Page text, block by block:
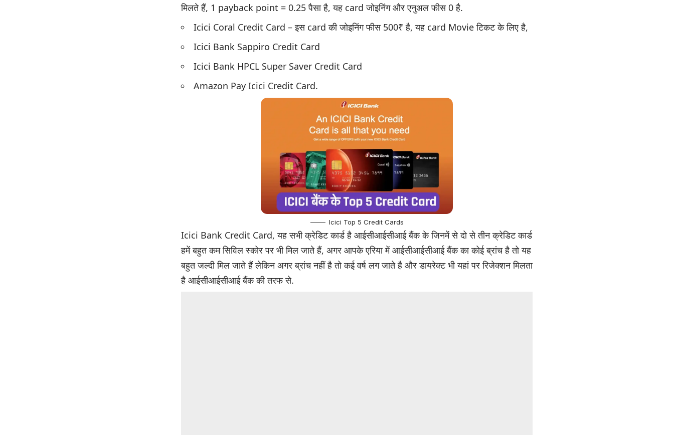
मिलते हैं, 1 payback point = 0.25 पैसा है, यह card जोइनिंग और एनुअल फीस 0 है.
Icici Coral Credit Card – इस card की जोइनिंग फीस 500₹ है, यह card Movie टिकट के लिए है,
Icici Bank Sappiro Credit Card
Icici Bank HPCL Super Saver Credit Card
Amazon Pay Icici Credit Card.
Icici Top 5 Credit Cards
Icici Bank Credit Card, यह सभी क्रेडिट कार्ड है आईसीआईसीआई बैंक के जिनमें से दो से तीन क्रेडिट कार्ड
हमें बहुत कम सिविल स्कोर पर भी मिल जाते हैं, अगर आपके एरिया में आईसीआईसीआई बैंक का कोई ब्रांच है तो यह
बहुत जल्दी मिल जाते हैं लेकिन अगर ब्रांच नहीं है तो कई वर्ष लग जाते है और डायरेक्ट भी यहां पर रिजेक्शन मिलता
है आईसीआईसीआई बैंक की तरफ से.